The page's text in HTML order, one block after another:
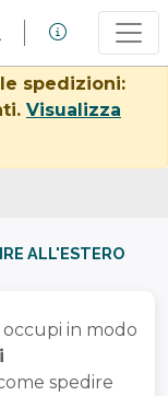
spedizioni:
Visualizza
ALL'ESTERO
occupi in modo
spedire